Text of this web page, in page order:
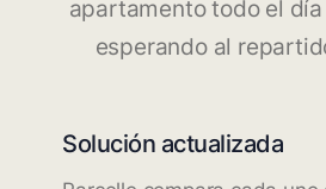
apartamento todo el
esperando al
Solución actualizada